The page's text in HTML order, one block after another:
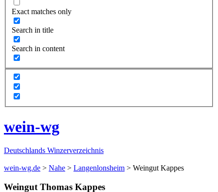
Exact matches only
Search in title
Search in content
wein-wg
Deutschlands Winzerverzeichnis
wein-wg.de > Nahe > Langenlonsheim > Weingut Kappes
Weingut Thomas Kappes